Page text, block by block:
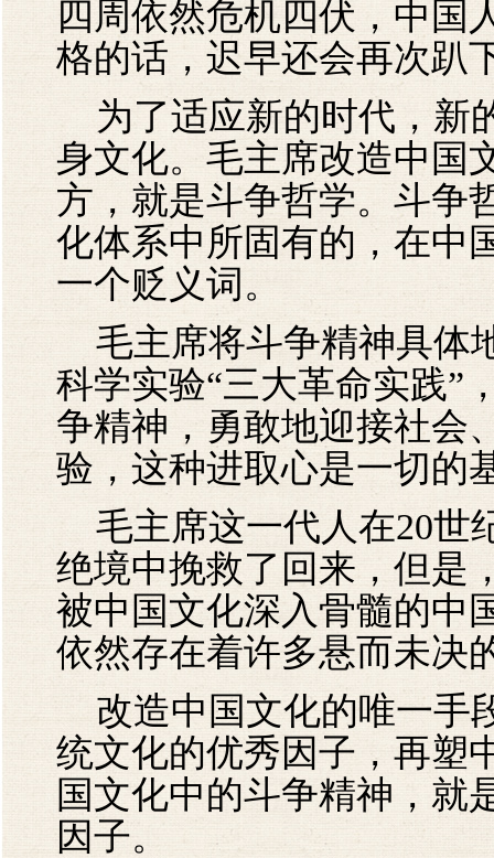
四周依然危机四伏，中国
格的话，迟早还会再次趴
为了适应新的时代，新
身文化。毛主席改造中国
方，就是斗争哲学。斗争
化体系中所固有的，在中
一个贬义词。
毛主席将斗争精神具体
科学实验“三大革命实践”
争精神，勇敢地迎接社会
验，这种进取心是一切的
毛主席这一代人在20世
绝境中挽救了回来，但是
被中国文化深入骨髓的中
依然存在着许多悬而未决
改造中国文化的唯一手
统文化的优秀因子，再塑
国文化中的斗争精神，就
因子。